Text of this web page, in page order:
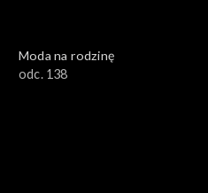
Moda na rodzinę
odc. 138